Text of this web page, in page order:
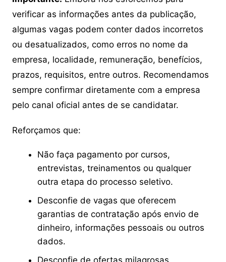
verificar as informações antes da publicação,
algumas vagas podem conter dados incorretos
ou desatualizados, como erros no nome da
empresa, localidade, remuneração, benefícios,
prazos, requisitos, entre outros. Recomendamos
sempre confirmar diretamente com a empresa
pelo canal oficial antes de se candidatar.
Reforçamos que:
Não faça pagamento por cursos,
entrevistas, treinamentos ou qualquer
outra etapa do processo seletivo.
Desconfie de vagas que oferecem
garantias de contratação após envio de
dinheiro, informações pessoais ou outros
dados.
Desconfie de ofertas milagrosas,